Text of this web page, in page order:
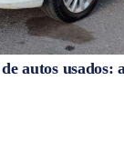
autos usados: